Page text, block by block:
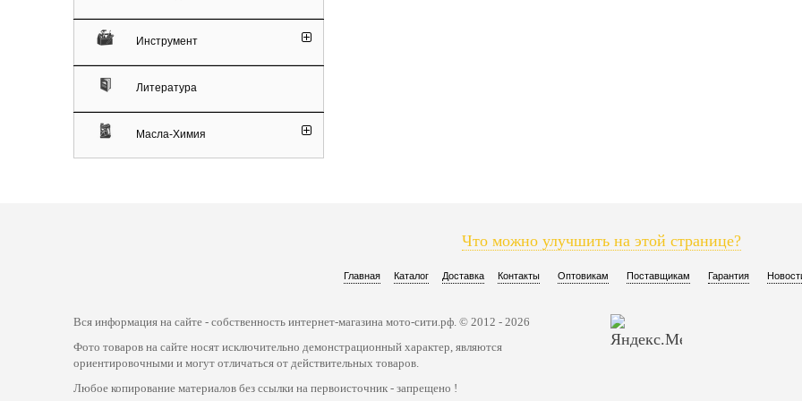
Инструмент
Литература
Масла-Химия
Что можно улучшить на этой странице?
Главная Каталог Доставка Контакты Оптовикам Поставщикам Гарантия
Вся информация на сайте - собственность интернет-магазина мото-сити.рф. © 2012 - 2026
Фото товаров на сайте носят исключительно демонстрационный характер, являются
ориентировочными и могут отличаться от действительных товаров.
Любое копирование материалов без ссылки на первоисточник - запрещено !